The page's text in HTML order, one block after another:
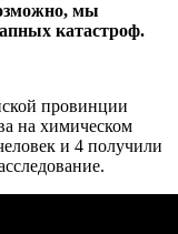
мы
катастроф.
провинции
на химическом
и 4 получили